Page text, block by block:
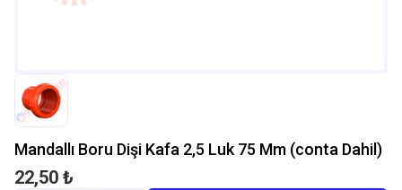
Mandallı Boru Dişi Kafa 2,5 Luk 75 Mm (conta Dahil)
22,50 ₺